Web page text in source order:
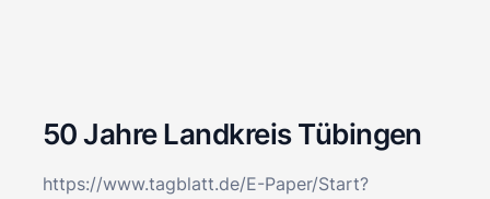
50 Jahre Landkreis Tübingen
https://www.tagblatt.de/E-Paper/Start?